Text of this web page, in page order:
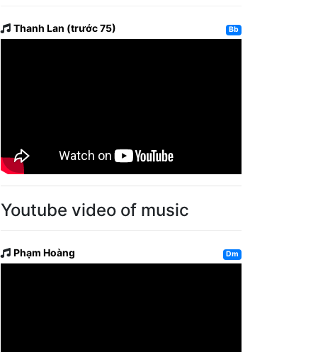
Thanh Lan (trước 75) Bb
Youtube video of music
Phạm Hoàng Dm